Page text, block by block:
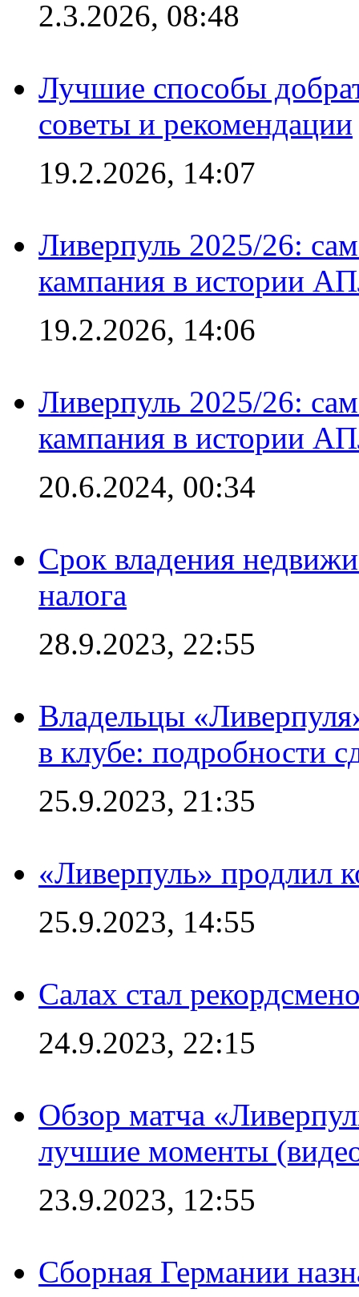
2.3.2026, 08:48
Лучшие способы
советы и рекомендации
19.2.2026, 14:07
Ливерпуль 2025/26:
кампания в истории
19.2.2026, 14:06
Ливерпуль 2025/26:
кампания в истории
20.6.2024, 00:34
Срок владения
налога
28.9.2023, 22:55
Владельцы
в клубе: подробности
25.9.2023, 21:35
«Ливерпуль» продлил
25.9.2023, 14:55
Салах стал
24.9.2023, 22:15
Обзор матча
лучшие моменты
23.9.2023, 12:55
Сборная Германии